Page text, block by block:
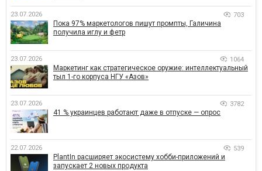
23.07.2026 703
Пока 97% маркетологов пишут промпты, Галичина
получила иглу и фетр
23.07.2026 1064
Маркетинг как стратегическое оружие: интеллектуальный
тыл 1-го корпуса НГУ «Азов»
23.07.2026 3782
41 % украинцев работают даже в отпуске — опрос
22.07.2026 539
PlantIn расширяет экосистему хобби-приложений и
запускает 2 новых продукта